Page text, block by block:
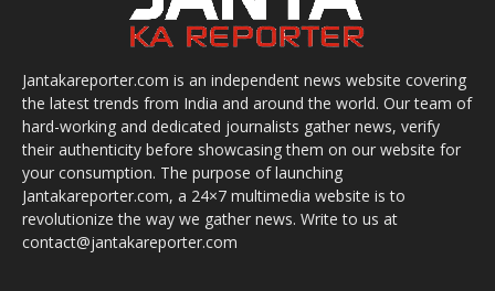
Jantakareporter.com is an independent news website covering
the latest trends from India and around the world. Our team of
hard-working and dedicated journalists gather news, verify
their authenticity before showcasing them on our website for
your consumption. The purpose of launching
Jantakareporter.com, a 24×7 multimedia website is to
revolutionize the way we gather news. Write to us at
contact@jantakareporter.com